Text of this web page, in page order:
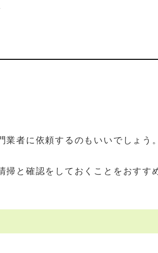
者に依頼するのもいいでしょう。
と確認をしておくことをおすす